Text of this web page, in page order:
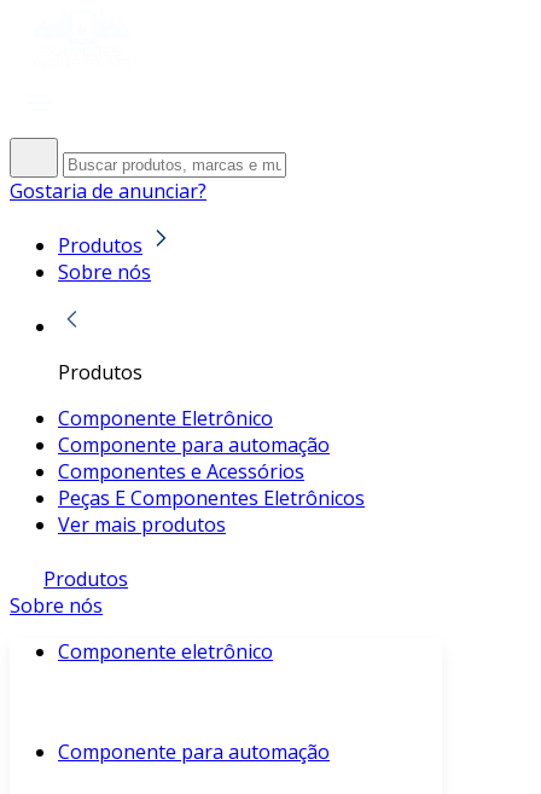
Gostaria de anunciar?
Produtos
Sobre nós
Produtos
Componente Eletrônico
Componente para automação
Componentes e Acessórios
Peças E Componentes Eletrônicos
Ver mais produtos
Produtos
Sobre nós
Componente eletrônico
Componente para automação